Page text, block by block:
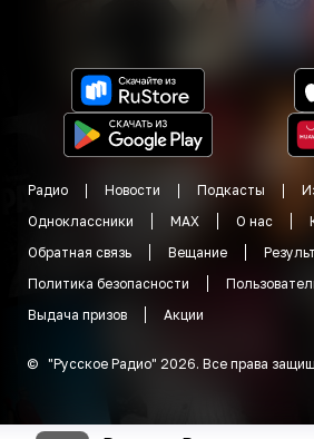
Радио Новости Подкасты
Одноклассники
MAX О нас
Обратная связь
Вещание
Политика безопасности
Выдача призов
Акции
© "Русское Радио" 2026. Все права